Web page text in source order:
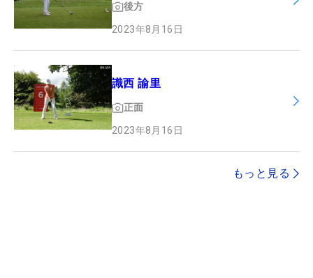
後方
2023年8月16日
識西 諭里
正面
2023年8月16日
もっと見る